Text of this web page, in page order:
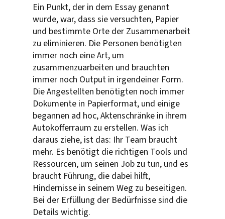
Ein Punkt, der in dem Essay genannt
wurde, war, dass sie versuchten, Papier
und bestimmte Orte der Zusammenarbeit
zu eliminieren. Die Personen benötigten
immer noch eine Art, um
zusammenzuarbeiten und brauchten
immer noch Output in irgendeiner Form.
Die Angestellten benötigten noch immer
Dokumente in Papierformat, und einige
begannen ad hoc, Aktenschränke in ihrem
Autokofferraum zu erstellen. Was ich
daraus ziehe, ist das: Ihr Team braucht
mehr. Es benötigt die richtigen Tools und
Ressourcen, um seinen Job zu tun, und es
braucht Führung, die dabei hilft,
Hindernisse in seinem Weg zu beseitigen.
Bei der Erfüllung der Bedürfnisse sind die
Details wichtig.